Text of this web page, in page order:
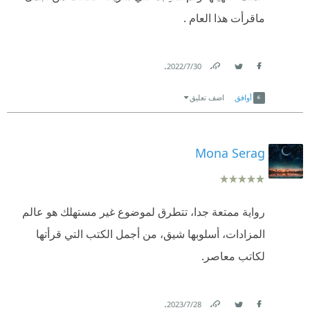
قوية ومتينه وان كان توقعي من منتصف الروايه صحيح
يدهشني ويجعلني راغبة في قراءه المزيد من أعماله ان لم
ماقرأت هذا العام .
30‏/7‏/2022
.
أوافق اضف تعليق
Mona Serag
رواية ممتعة جدا، تتطرق لموضوع غير مستهلك هو عالم
المزادات، أسلوبها شيق، من أجمل الكتب التي قرأتها
لكاتب معاصر.
28‏/7‏/2023
.